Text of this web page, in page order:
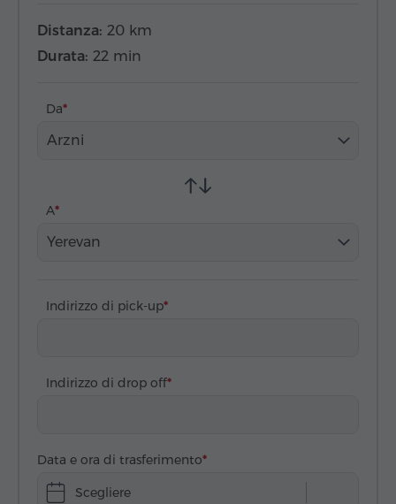
Distanza: 20 km
Durata: 22 min
Da
Arzni
A
Yerevan
Indirizzo di pick-up
Indirizzo di drop off
Data e ora di trasferimento
Scegliere